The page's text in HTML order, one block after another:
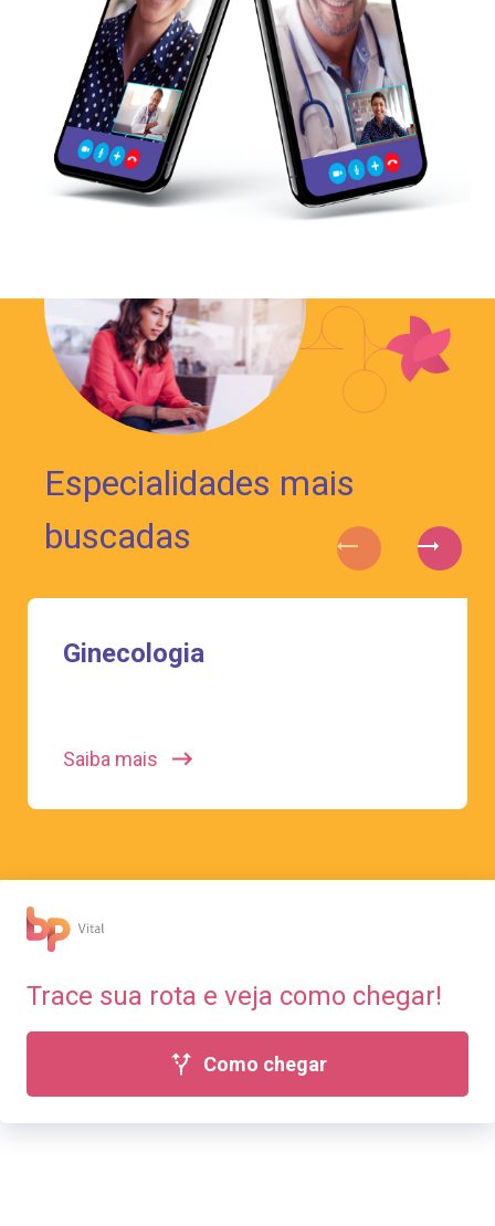
Especialidades mais
buscadas
Ginecologia
Saiba mais
Trace sua rota e veja como chegar!
Como chegar